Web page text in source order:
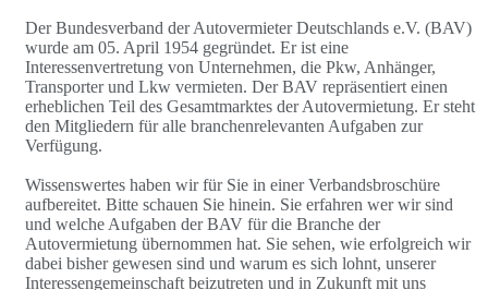
Der Bundesverband der Autovermieter Deutschlands e.V. (BAV)
wurde am 05. April 1954 gegründet. Er ist eine
Interessenvertretung von Unternehmen, die Pkw, Anhänger,
Transporter und Lkw vermieten. Der BAV repräsentiert einen
erheblichen Teil des Gesamtmarktes der Autovermietung. Er steht
den Mitgliedern für alle branchenrelevanten Aufgaben zur
Verfügung.
Wissenswertes haben wir für Sie in einer Verbandsbroschüre
aufbereitet. Bitte schauen Sie hinein. Sie erfahren wer wir sind
und welche Aufgaben der BAV für die Branche der
Autovermietung übernommen hat. Sie sehen, wie erfolgreich wir
dabei bisher gewesen sind und warum es sich lohnt, unserer
Interessengemeinschaft beizutreten und in Zukunft mit uns